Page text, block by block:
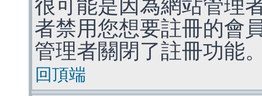
很可能是因為網站管理
者禁用您想要註冊的會
管理者關閉了註冊功能
回頂端